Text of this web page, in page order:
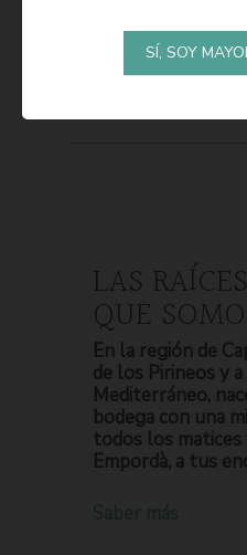
LAS
QUE
En la región de
de los Pirineos y
Mediterráneo,
bodega con una
todos los
Empordà, a tus
SÍ, SOY